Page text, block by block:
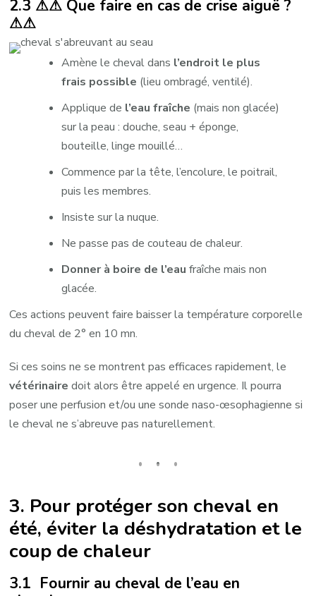
2.3 ⚠⚠ Que faire en cas de crise aiguë ?
⚠⚠
Amène le cheval dans l’endroit le plus
frais possible (lieu ombragé, ventilé).
Applique de l’eau fraîche (mais non glacée)
sur la peau : douche, seau + éponge,
bouteille, linge mouillé…
Commence par la tête, l’encolure, le poitrail,
puis les membres.
Insiste sur la nuque.
Ne passe pas de couteau de chaleur.
Donner à boire de l’eau fraîche mais non
glacée.
Ces actions peuvent faire baisser la température corporelle
du cheval de 2° en 10 mn.
Si ces soins ne se montrent pas efficaces rapidement, le
vétérinairedoit alors être appelé en urgence. Il pourra
poser une perfusion et/ou une sonde naso-œsophagienne si
le cheval ne s’abreuve pas naturellement.
3. Pour protéger son cheval en
été, éviter la déshydratation et le
coup de chaleur
3.1 Fournir au cheval de l’eau en